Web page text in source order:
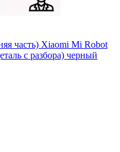
часть) Xiaomi Mi Robot
с разбора) черный